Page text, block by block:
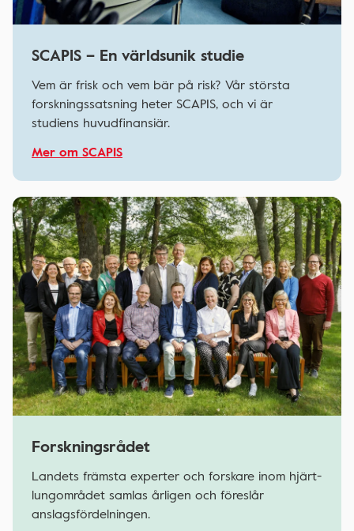
SCAPIS – En världsunik studie
Vem är frisk och vem bär på risk? Vår största
forskningssatsning heter SCAPIS, och vi är
studiens huvudfinansiär.
Mer om SCAPIS
Forskningsrådet
Landets främsta experter och forskare inom hjärt-
lungområdet samlas årligen och föreslår
anslagsfördelningen.